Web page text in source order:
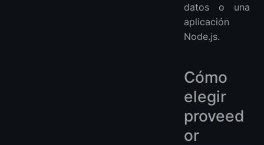
datos o una
aplicación
Node.js.
Cómo
elegir
proveed
or